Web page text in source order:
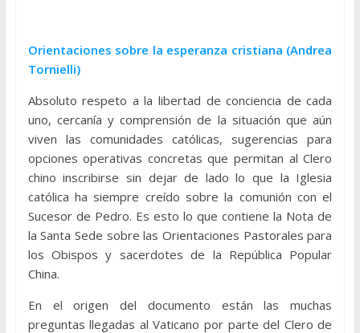
Orientaciones sobre la esperanza cristiana (Andrea
Tornielli)
Absoluto respeto a la libertad de conciencia de cada
uno, cercanía y comprensión de la situación que aún
viven las comunidades católicas, sugerencias para
opciones operativas concretas que permitan al Clero
chino inscribirse sin dejar de lado lo que la Iglesia
católica ha siempre creído sobre la comunión con el
Sucesor de Pedro. Es esto lo que contiene la Nota de
la Santa Sede sobre las Orientaciones Pastorales para
los Obispos y sacerdotes de la República Popular
China.
En el origen del documento están las muchas
preguntas llegadas al Vaticano por parte del Clero de